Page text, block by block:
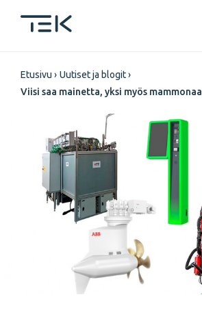
pääsisältöön
Murupolku
Etusivu
Uutiset ja blogit
Viisi saa mainetta, yksi myös mammonaa